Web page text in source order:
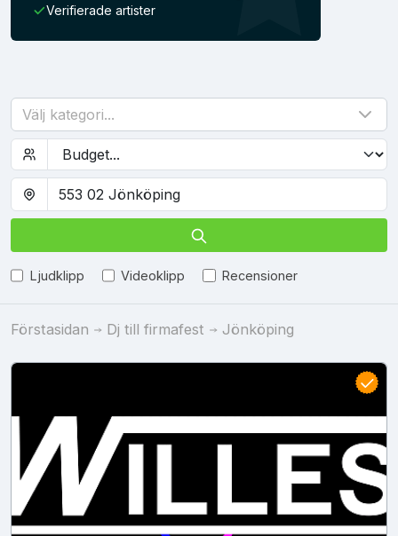
Verifierade artister
Välj kategori...
Ljudklipp Videoklipp Recensioner
Förstasidan Dj till firmafest Jönköping